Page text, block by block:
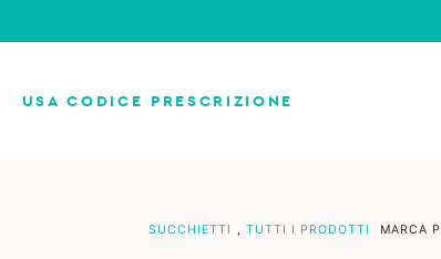
USA CODICE PRESCRIZIONE
SUCCHIETTI , TUTTI I PRODOTTI MARCA